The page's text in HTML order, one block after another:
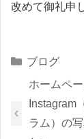
改めて御礼申
Categories
ブログ
ホームペ
Instagram
ラム）の